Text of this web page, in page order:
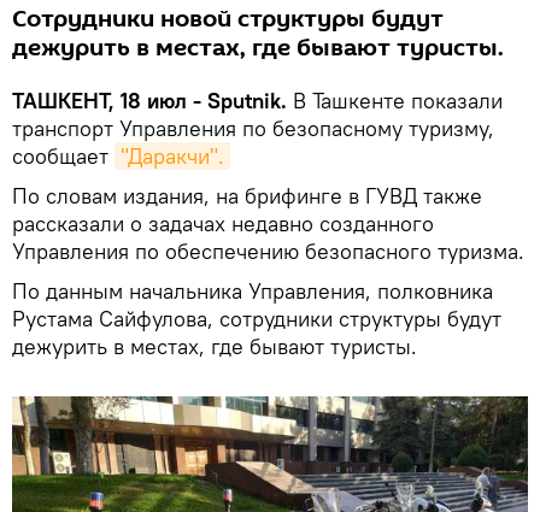
Сотрудники новой структуры будут
дежурить в местах, где бывают туристы.
ТАШКЕНТ, 18 июл - Sputnik. В Ташкенте показали
транспорт Управления по безопасному туризму,
сообщает "Даракчи".
По словам издания, на брифинге в ГУВД также
рассказали о задачах недавно созданного
Управления по обеспечению безопасного туризма.
По данным начальника Управления, полковника
Рустама Сайфулова, сотрудники структуры будут
дежурить в местах, где бывают туристы.